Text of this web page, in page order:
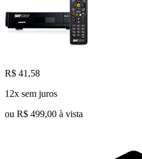
R$ 41,58
12x sem juros
ou R$ 499,00 à vista